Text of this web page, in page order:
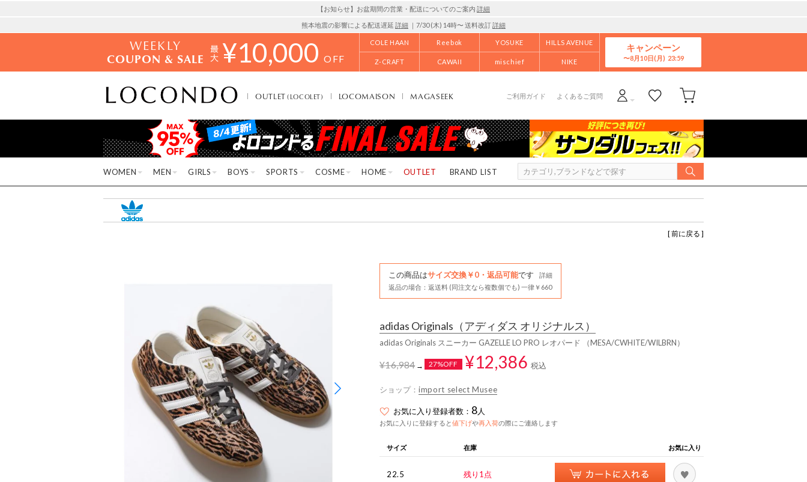
【お知らせ】お盆期間の営業・配送についてのご案内 詳細
熊本地震の影響による配送遅延 詳細 ｜7/30 (木) 14時〜 送料改訂詳細
WEEKLY
COUPON & SALE ¥10,000 OFF
COLE HAAN Reebok YOSUKE HILLS AVENUE
Z-CRAFT CAWAII mischief NIKE
キャンペーン
8月10日(月)
OUTLET(LOCOLET) LOCOMAISON MAGASEEK ご利用ガイド よくあるご質問
WOMEN MEN GIRLS BOYS SPORTS COSME HOME OUTLET BRAND LIST
[ 前に戻る ]
この商品はサイズ交換￥0・返品可能です
詳細
返品の場合：返送料 (同注文なら複数個でも) 一律￥660
adidas Originals （アディダス オリジナルス）
adidas Originals スニーカー GAZELLE LO PRO レオパード （MESA/CWHITE/WILBRN）
¥16,984→ 27%OFF ¥12,386 税込
ショップ： import select Musee
お気に入り登録者数： 8人
お気に入りに登録すると値下げや再入荷の際にご連絡します
サイズ 在庫 お気に入り
22.5 残り1点